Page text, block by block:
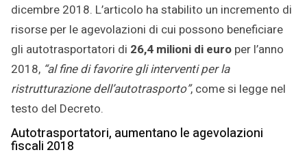
dicembre 2018. L’articolo ha stabilito un incremento di
risorse per le agevolazioni di cui possono beneficiare
gli autotrasportatori di 26,4 milioni di euro per l’anno
2018, “al fine di favorire gli interventi per la
ristrutturazione dell’autotrasporto”, come si legge nel
testo del Decreto.
Autotrasportatori, aumentano le agevolazioni
fiscali 2018